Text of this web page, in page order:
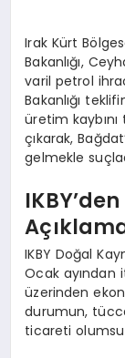
Irak Kürt
Bakanlığı,
varil petrol
Bakanlığı
üretim
çıkarak,
gelmekle
IKBY Doğal
Ocak ayından
üzerinden
durumun,
ticareti